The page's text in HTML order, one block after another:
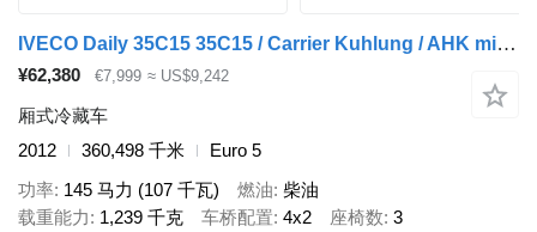
IVECO Daily 35C15 35C15 / Carrier Kuhlung / AHK mit luft / TUV bis 12-
¥62,380 €7,999 ≈ US$9,242
厢式冷藏车
2012
360,498 千米
Euro 5
功率 145 马力 (107 千瓦) 燃油 柴油
载重能力
1,239 千克 车桥配置 4x2 座椅数 3